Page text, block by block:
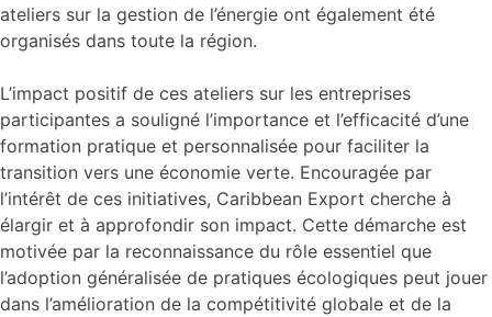
ateliers sur la gestion de l’énergie ont également été
organisés dans toute la région.
L’impact positif de ces ateliers sur les entreprises
participantes a souligné l’importance et l’efficacité d’une
formation pratique et personnalisée pour faciliter la
transition vers une économie verte. Encouragée par
l’intérêt de ces initiatives, Caribbean Export cherche à
élargir et à approfondir son impact. Cette démarche est
motivée par la reconnaissance du rôle essentiel que
l’adoption généralisée de pratiques écologiques peut jouer
dans l’amélioration de la compétitivité globale et de la